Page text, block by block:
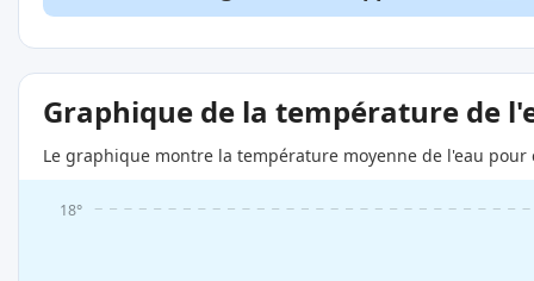
Graphique de la température de
Le graphique montre la température moyenne de l'eau
18°